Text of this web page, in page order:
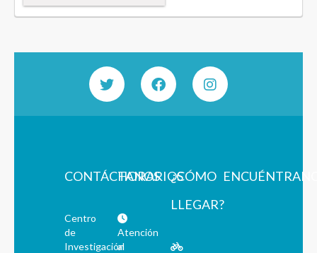
CONTÁCTANOS
Centro
de
Investigación
HORARIOS
Atención
al
¿CÓMO
LLEGAR?